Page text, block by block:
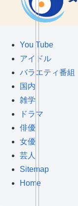
You Tube
アイドル
バラエティ番組
国内
雑学
ドラマ
俳優
女優
芸人
Sitemap
Home